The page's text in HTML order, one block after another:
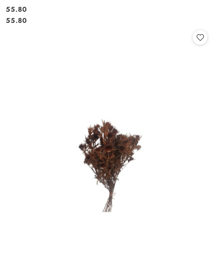
Cena:
55.80
Cena:
55.80